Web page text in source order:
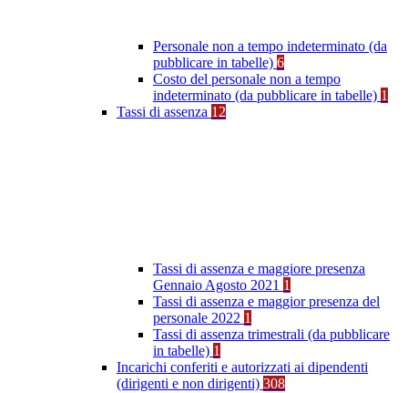
Personale non a tempo indeterminato (da
pubblicare in tabelle) 6
Costo del personale non a tempo
indeterminato (da pubblicare in tabelle) 1
Tassi di assenza 12
Tassi di assenza e maggiore presenza
Gennaio Agosto 2021 1
Tassi di assenza e maggior presenza del
personale 2022 1
Tassi di assenza trimestrali (da pubblicare
in tabelle) 1
Incarichi conferiti e autorizzati ai dipendenti
(dirigenti e non dirigenti) 308